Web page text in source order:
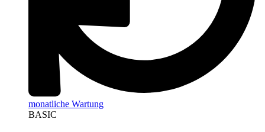
monatliche Wartung
BASIC